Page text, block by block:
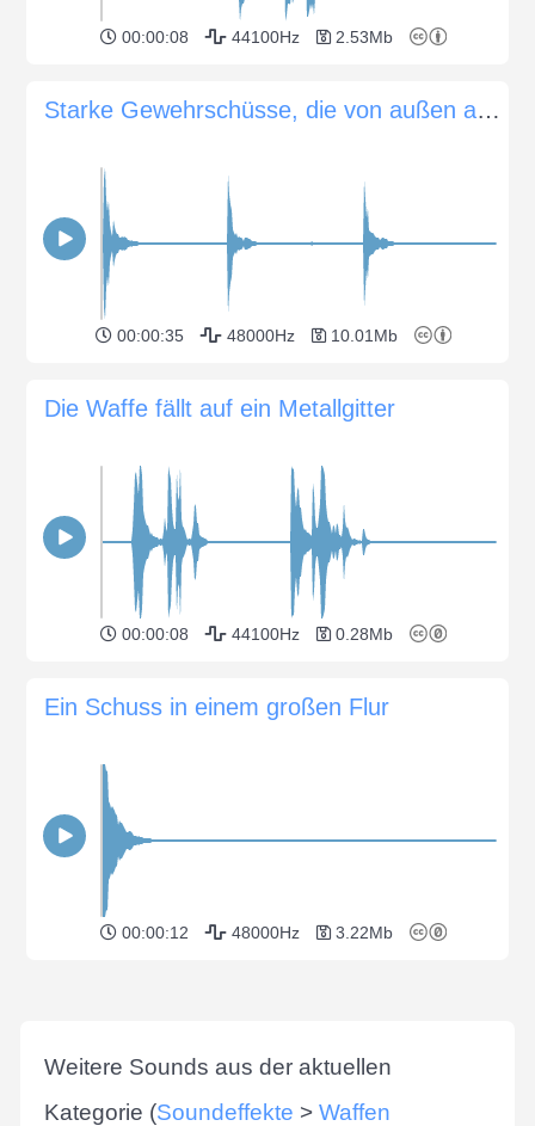
00:00:08 44100Hz 2.53Mb
Starke Gewehrschüsse, die von außen abgefeuert werden
00:00:35 48000Hz 10.01Mb
Die Waffe fällt auf ein Metallgitter
00:00:08 44100Hz 0.28Mb
Ein Schuss in einem großen Flur
00:00:12 48000Hz 3.22Mb
Weitere Sounds aus der aktuellen
Kategorie (Soundeffekte > Waffen